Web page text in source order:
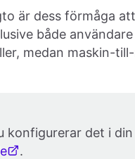
är dess förmåga
både
medan maskin-
konfigurerar det i
.